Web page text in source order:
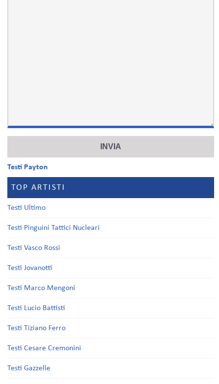
Testi Payton
TOP ARTISTI
Testi Ultimo
Testi Pinguini Tattici Nucleari
Testi Vasco Rossi
Testi Jovanotti
Testi Marco Mengoni
Testi Lucio Battisti
Testi Tiziano Ferro
Testi Cesare Cremonini
Testi Gazzelle